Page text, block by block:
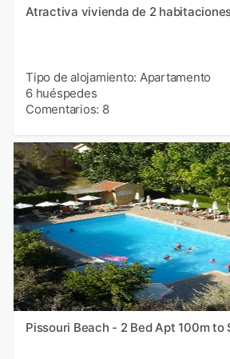
Atractiva vivienda de 2
Tipo de alojamiento: Apartamento
6 huéspedes
Comentarios: 8
Pissouri Beach - 2 Bed Apt 100m to